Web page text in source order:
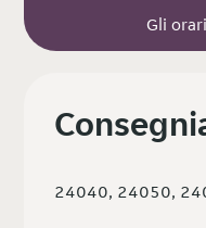
Gli
24040, 24050,